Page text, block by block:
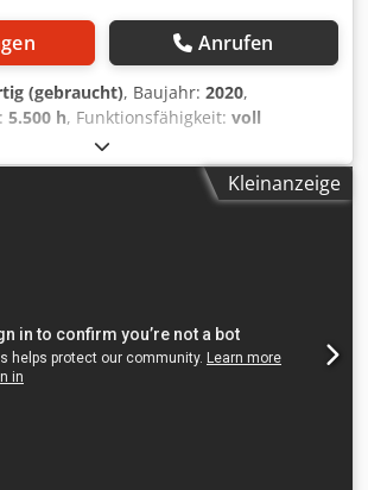
Anrufen
(gebraucht), Baujahr: 2020,
5.500 h, Funktionsfähigkeit: voll
Maschinen-/Fahrzeugnummer:
Dokumentation/Handbuch,
MASCHINENLINIE NUR FÜR
Vom Rohmaterialhandling bis
ein vollständiges System angeboten.
für die Eierkartonherstellung
Kleinanzeige